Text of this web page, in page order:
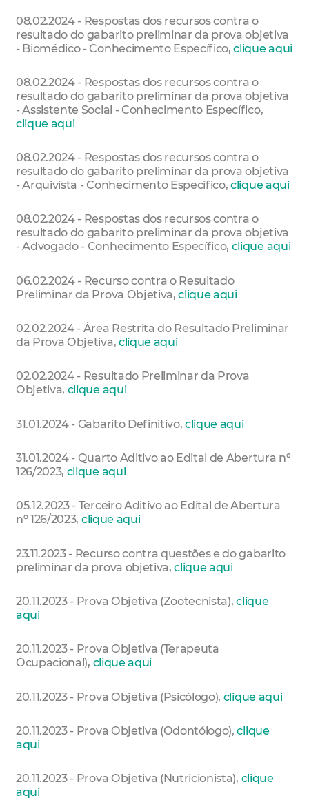
08.02.2024 - Respostas dos recursos contra o
resultado do gabarito preliminar da prova objetiva
- Biomédico - Conhecimento Específico,clique aqui
08.02.2024 - Respostas dos recursos contra o
resultado do gabarito preliminar da prova objetiva
- Assistente Social - Conhecimento Específico,
clique aqui
08.02.2024 - Respostas dos recursos contra o
resultado do gabarito preliminar da prova objetiva
- Arquivista - Conhecimento Específico,clique aqui
08.02.2024 - Respostas dos recursos contra o
resultado do gabarito preliminar da prova objetiva
- Advogado - Conhecimento Específico, clique aqui
06.02.2024 - Recurso contra o Resultado
Preliminar da Prova Objetiva,clique aqui
02.02.2024 - Área Restrita do Resultado Preliminar
da Prova Objetiva, clique aqui
02.02.2024 - Resultado Preliminar da Prova
Objetiva, clique aqui
31.01.2024 - Gabarito Definitivo,clique aqui
31.01.2024 - Quarto Aditivo ao Edital de Abertura nº
126/2023, clique aqui
05.12.2023 - Terceiro Aditivo ao Edital de Abertura
nº 126/2023, clique aqui
23.11.2023 - Recurso contra questões e do gabarito
preliminar da prova objetiva,clique aqui
20.11.2023 - Prova Objetiva (Zootecnista),clique
aqui
20.11.2023 - Prova Objetiva (Terapeuta
Ocupacional), clique aqui
20.11.2023 - Prova Objetiva (Psicólogo), clique aqui
20.11.2023 - Prova Objetiva (Odontólogo),clique
aqui
20.11.2023 - Prova Objetiva (Nutricionista), clique
aqui